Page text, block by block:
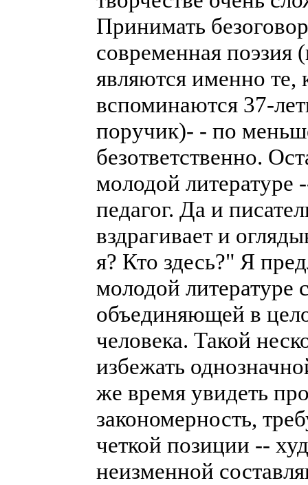
Принимать
современная поэзия
являются именно те,
вспоминаются 37-
поручик)- - по
безответственно.
молодой литературе
педагог. Да и
вздрагивает и
я? Кто здесь?" Я
молодой литературе
объединяющей в
человека. Такой
избежать
же время увидеть
закономерность,
четкой позиции --
неизменной